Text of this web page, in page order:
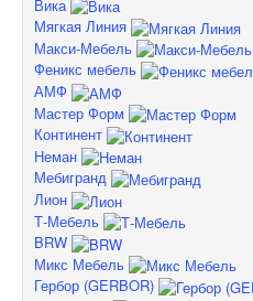
Вика
Мягкая Линия
Макси-Мебель
Феникс мебель
АМФ
Мастер Форм
Континент
Неман
Мебигранд
Лион
Т-Мебель
BRW
Микс Мебель
Гербор (GERBOR)